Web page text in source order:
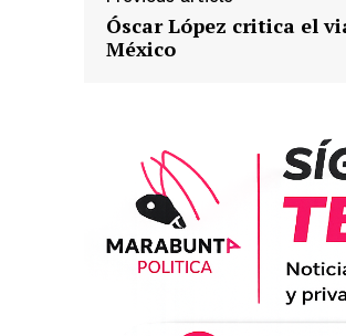
Óscar López critica el
México